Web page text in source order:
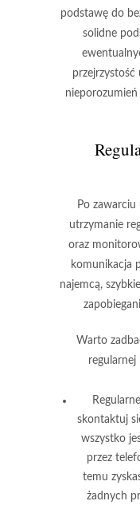
podstawę do
solidne
przejrzystość
Po
utrzymanie
oraz
komunikacja
najemcą,
Warto
skontaktuj
wszystko
przez
temu
żadnych